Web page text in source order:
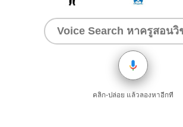
คลิก-ปล่อย แล้วลองหาอีกที